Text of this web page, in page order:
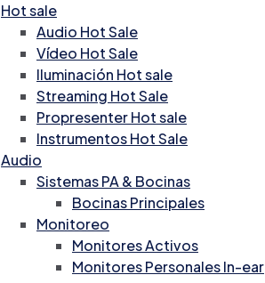
Hot sale
Audio Hot Sale
Vídeo Hot Sale
Iluminación Hot sale
Streaming Hot Sale
Propresenter Hot sale
Instrumentos Hot Sale
Audio
Sistemas PA & Bocinas
Bocinas Principales
Monitoreo
Monitores Activos
Monitores Personales In-ear